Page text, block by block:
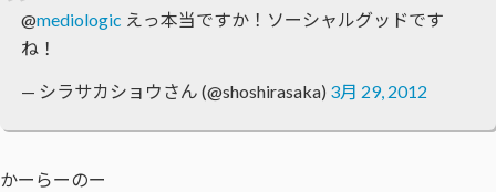
@mediologic えっ本当ですか！ソーシャルグッドです
ね！
— シラサカショウさん (@shoshirasaka) 3月 29, 2012
かーらーのー